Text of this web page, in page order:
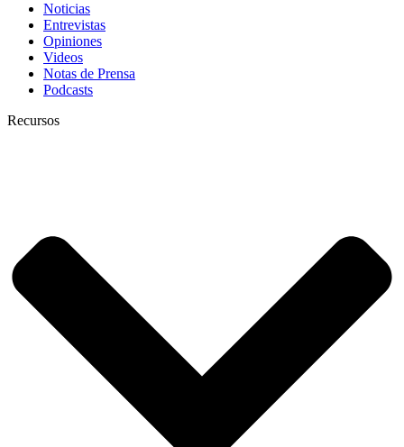
Noticias
Entrevistas
Opiniones
Videos
Notas de Prensa
Podcasts
Recursos